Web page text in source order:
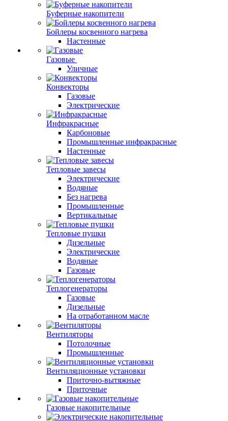
Буферные накопители
Бойлеры косвенного нагрева
Настенные
Газовые
Уличные
Конвекторы
Газовые
Электрические
Инфракрасные
Карбоновые
Промышленные инфракрасные
Настенные
Тепловые завесы
Электрические
Водяные
Без нагрева
Промышленные
Вертикальные
Тепловые пушки
Дизельные
Электрические
Водяные
Газовые
Теплогенераторы
Газовые
Дизельные
На отработанном масле
Вентиляторы
Потолочные
Промышленные
Вентиляционные установки
Приточно-вытяжные
Приточные
Газовые накопительные